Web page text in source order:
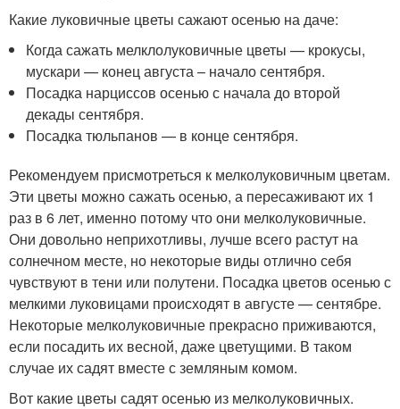
Какие луковичные цветы сажают осенью на даче:
Когда сажать мелклолуковичные цветы — крокусы,
мускари — конец августа – начало сентября.
Посадка нарциссов осенью с начала до второй
декады сентября.
Посадка тюльпанов — в конце сентября.
Рекомендуем присмотреться к мелколуковичным цветам.
Эти цветы можно сажать осенью, а пересаживают их 1
раз в 6 лет, именно потому что они мелколуковичные.
Они довольно неприхотливы, лучше всего растут на
солнечном месте, но некоторые виды отлично себя
чувствуют в тени или полутени. Посадка цветов осенью с
мелкими луковицами происходят в августе — сентябре.
Некоторые мелколуковичные прекрасно приживаются,
если посадить их весной, даже цветущими. В таком
случае их садят вместе с земляным комом.
Вот какие цветы садят осенью из мелколуковичных.